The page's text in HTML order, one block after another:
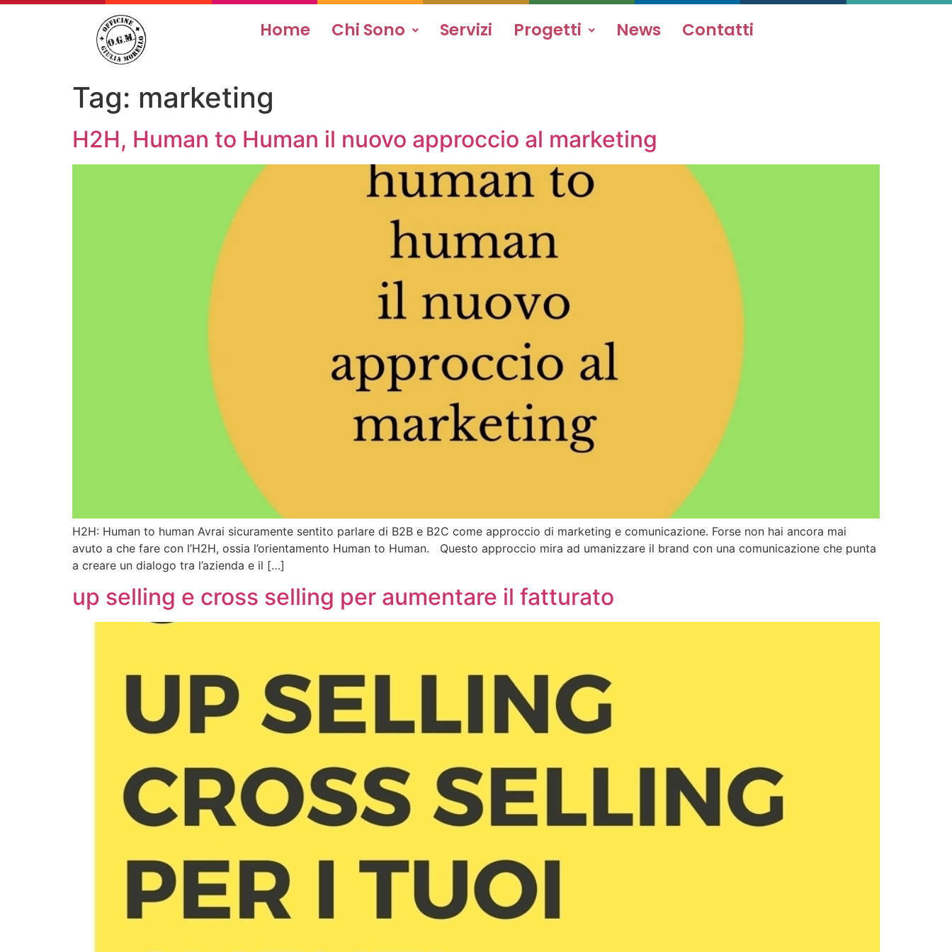
Home Chi Sono Servizi Progetti News Contatti
Tag: marketing
H2H, Human to Human il nuovo approccio al marketing
H2H: Human to human Avrai sicuramente sentito parlare di B2B e B2C come approccio di marketing e comunicazione. Forse non hai ancora mai
avuto a che fare con l’H2H, ossia l’orientamento Human to Human. Questo approccio mira ad umanizzare il brand con una comunicazione che punta
a creare un dialogo tra l’azienda e il […]
up selling e cross selling per aumentare il fatturato